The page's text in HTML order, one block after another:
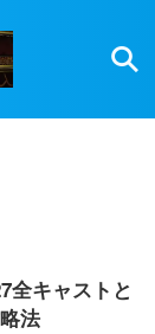
全キャストと
法